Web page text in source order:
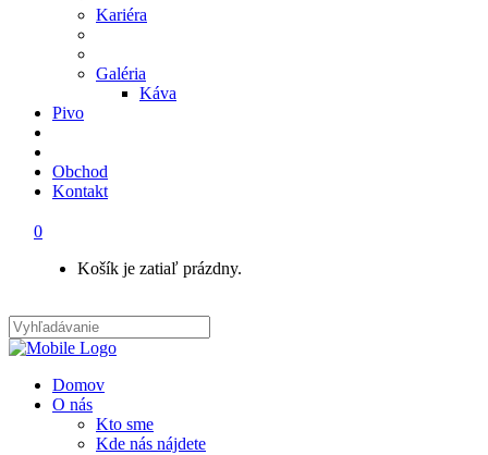
Kariéra
Galéria
Káva
Pivo
Obchod
Kontakt
0
Košík je zatiaľ prázdny.
Domov
O nás
Kto sme
Kde nás nájdete